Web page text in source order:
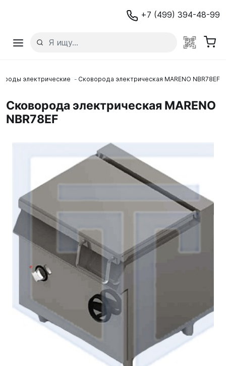
+7 (499) 394-48-99
электрические Сковорода электрическая MARENO NBR78EF
Сковорода электрическая MARENO
NBR78EF